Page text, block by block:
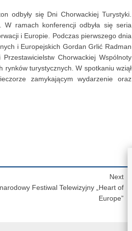
odbyły się Dni Chorwackiej Turystyki.
W ramach konferencji odbyła się seria
i Europie. Podczas pierwszego dnia
i Europejskich Gordan Grlić Radman
Chorwackiej Wspólnoty
turystycznych. W spotkaniu wziął
zamykającym wydarzenie oraz
Next
Festiwal Telewizyjny „Heart of
Europe”